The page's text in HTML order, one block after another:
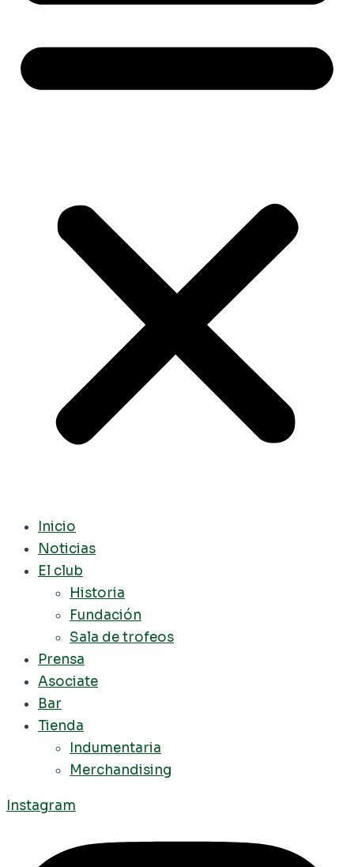
Inicio
Noticias
El club
Historia
Fundación
Sala de trofeos
Prensa
Asociate
Bar
Tienda
Indumentaria
Merchandising
Instagram